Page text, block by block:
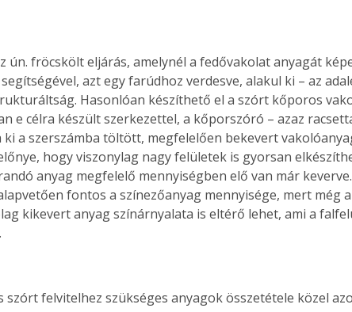
ún. fröcskölt eljárás, amelynél a fedővakolat anyagát
azt egy farúdhoz verdesve, alakul ki – az
Hasonlóan készíthető el a szórt kőporos
e célra készült szerkezettel, a kőporszóró – azaz
ki a szerszámba töltött, megfelelően bekevert
hogy viszonylag nagy felületek is gyorsan
anyag megfelelő mennyiségben elő van már
fontos a színezőanyag mennyisége, mert még
kikevert anyag színárnyalata is eltérő lehet, ami a
szórt felvitelhez szükséges anyagok összetétele közel